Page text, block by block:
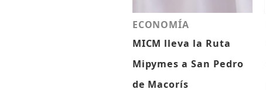
ECONOMÍA
MICM lleva la Ruta
Mipymes a San Pedro
de Macorís